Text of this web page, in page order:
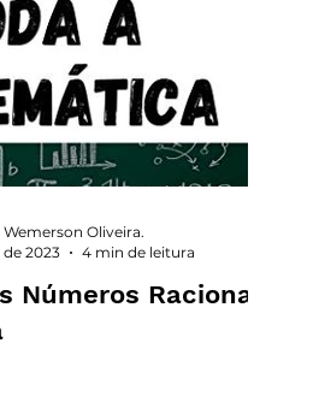
Números Racionais
Oliveira.
de 2023
4 min de leitura